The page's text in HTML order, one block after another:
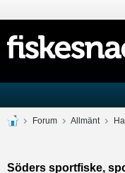
Forum Allmänt
Söders sportfiske,